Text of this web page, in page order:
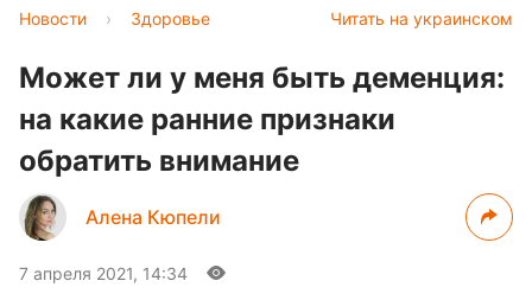
Читать на украинском
Новости › Здоровье
Может ли у меня быть деменция:
на какие ранние признаки
обратить внимание
Алена Кюпели
7 апреля 2021, 14:34